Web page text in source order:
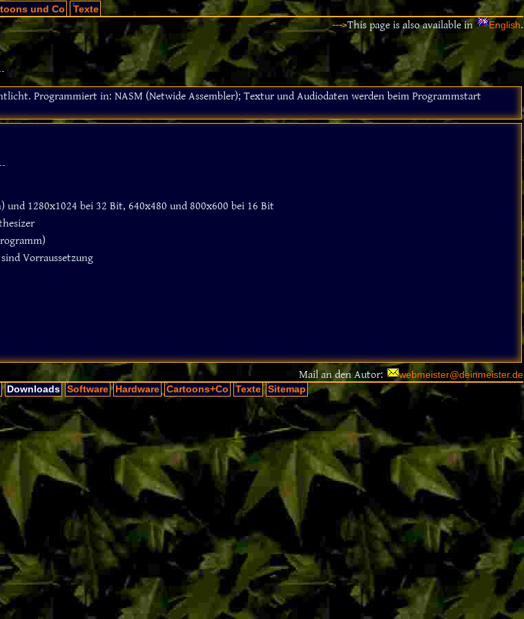
und Co Texte
--->This page is also available in English.
Programmiert in: NASM (Netwide Assembler); Textur und Audiodaten werden beim Programmstart
und 1280x1024 bei 32 Bit, 640x480 und 800x600 bei 16 Bit
Vorraussetzung
Mail an den Autor:
webmeister@deinmeister.de
Downloads Software Hardware Cartoons+Co Texte Sitemap